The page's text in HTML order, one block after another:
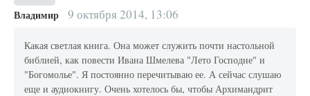
Владимир 9 октября 2014, 13:06
Какая светлая книга. Она может служить почти настольной
библией, как повести Ивана Шмелева "Лето Господне" и
"Богомолье". Я постоянно перечитываю ее. А сейчас слушаю
еще и аудиокнигу. Очень хотелось бы, чтобы Архимандрит